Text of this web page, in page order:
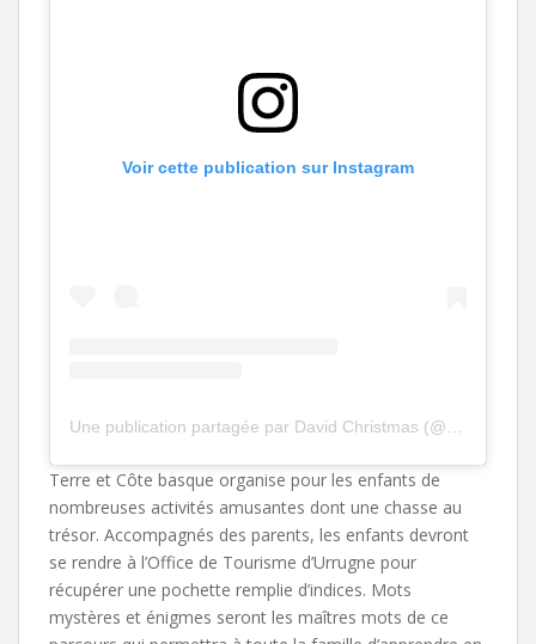
Voir cette publication sur Instagram
Terre et Côte basque organise pour les enfants de
nombreuses activités amusantes dont une chasse au
trésor. Accompagnés des parents, les enfants devront
se rendre à l’Office de Tourisme d’Urrugne pour
récupérer une pochette remplie d’indices. Mots
mystères et énigmes seront les maîtres mots de ce